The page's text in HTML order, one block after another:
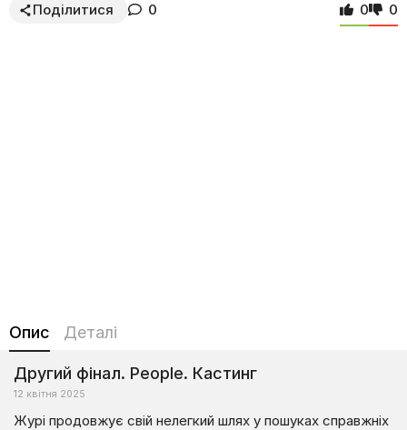
Поділитися 0 0 0
Опис Деталі
Другий фінал. People. Кастинг
12 квітня 2025
Журі продовжує свій нелегкий шлях у пошуках справжніх